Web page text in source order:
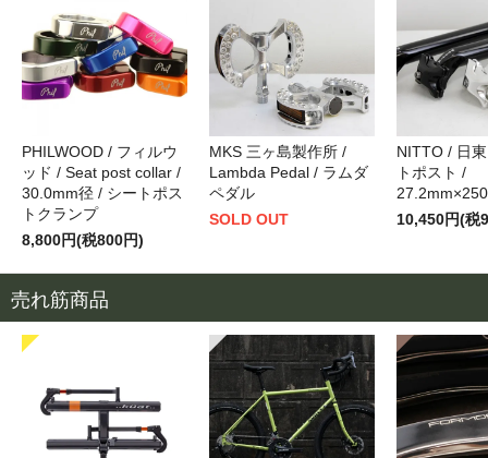
PHILWOOD / フィルウ
ッド / Seat post collar /
30.0mm径 / シートポス
トクランプ
8,800円(税800円)
MKS 三ヶ島製作所 /
Lambda Pedal / ラムダ
ペダル
SOLD OUT
NITTO / 日
トポスト /
10,450円(税
売れ筋商品